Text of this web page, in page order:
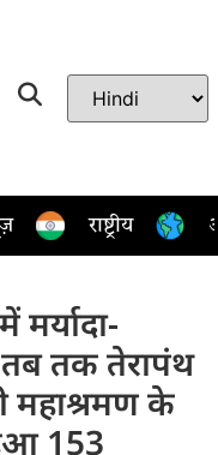
राष्ट्रीय
तक तेरापंथ
महाश्रमण के
153